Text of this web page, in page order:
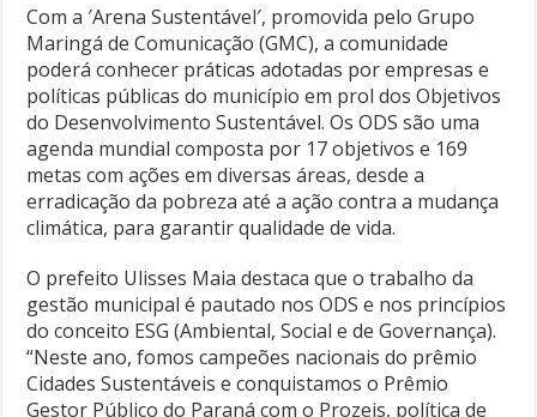
Com a ′Arena Sustentável′, promovida pelo Grupo
Maringá de Comunicação (GMC), a comunidade
poderá conhecer práticas adotadas por empresas e
políticas públicas do município em prol dos Objetivos
do Desenvolvimento Sustentável. Os ODS são uma
agenda mundial composta por 17 objetivos e 169
metas com ações em diversas áreas, desde a
erradicação da pobreza até a ação contra a mudança
climática, para garantir qualidade de vida.
O prefeito Ulisses Maia destaca que o trabalho da
gestão municipal é pautado nos ODS e nos princípios
do conceito ESG (Ambiental, Social e de Governança).
“Neste ano, fomos campeões nacionais do prêmio
Cidades Sustentáveis e conquistamos o Prêmio
Gestor Público do Paraná com o Prozeis, política de